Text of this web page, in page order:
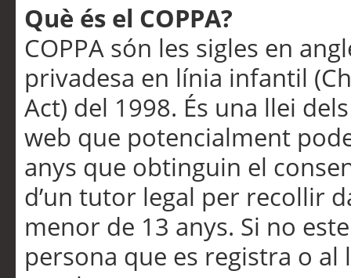
Què és el COPPA?
COPPA són les sigles en
privadesa en línia infantil
Act) del 1998. És una llei
web que potencialment
anys que obtinguin el
d’un tutor legal per recollir
menor de 13 anys. Si no
persona que es registra o